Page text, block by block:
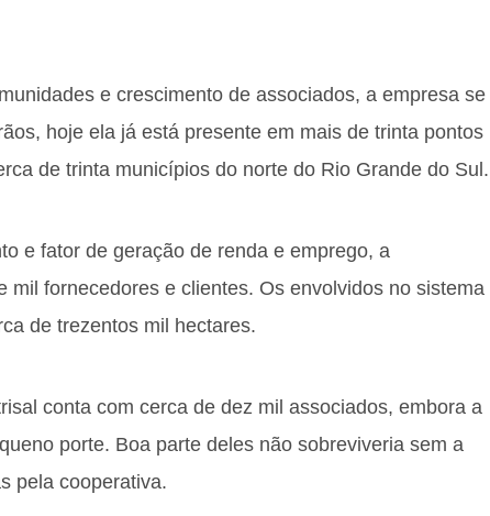
e crescimento de associados, a empresa se
hoje ela já está presente em mais de trinta pontos
de trinta municípios do norte do Rio Grande do Sul.
e fator de geração de renda e emprego, a
mil fornecedores e clientes. Os envolvidos no sistema
de trezentos mil hectares.
conta com cerca de dez mil associados, embora a
porte. Boa parte deles não sobreviveria sem a
pela cooperativa.